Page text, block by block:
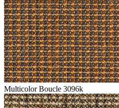
Multicolor Boucle 3096k